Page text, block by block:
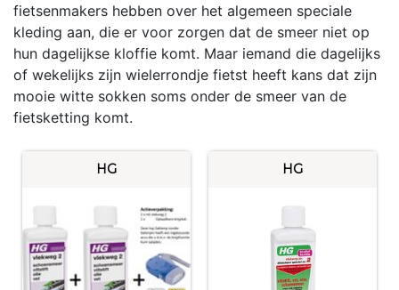
fietsenmakers hebben over het algemeen speciale
kleding aan, die er voor zorgen dat de smeer niet op
hun dagelijkse kloffie komt. Maar iemand die dagelijks
of wekelijks zijn wielerrondje fietst heeft kans dat zijn
mooie witte sokken soms onder de smeer van de
fietsketting komt.
HG HG